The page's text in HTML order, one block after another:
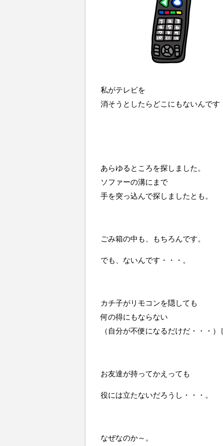
私がテレビを
消そうとしたらどこにもないんです
あらゆるところを探しました。
ソファーの溝にまで
手を突っ込んで探しましたとも。
ごみ箱の中も、もちろんです。
でも、ないんです・・・。
カチ子がリモコンを隠しても
何の得にもならない
（自分が不便になるだけだ・・・）
お友達が持ってかえっても
役には立たないだろうし・・・。
なぜなのか～。